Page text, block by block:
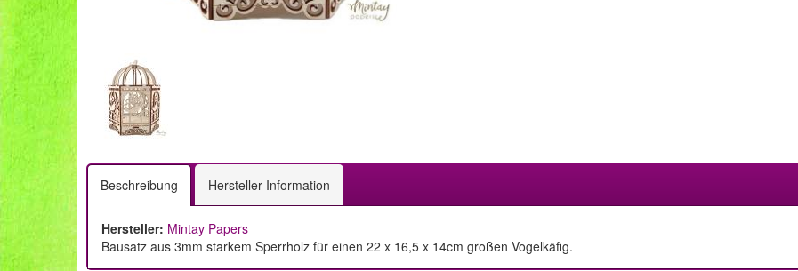
Beschreibung Hersteller-Information
Hersteller: Mintay Papers
Bausatz aus 3mm starkem Sperrholz für einen 22 x 16,5 x 14cm großen Vogelkäfig.